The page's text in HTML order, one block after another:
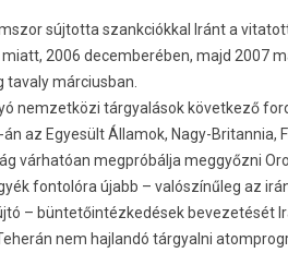
súj­totta szankciókk­al Iránt a
2006 de­cem­beréb­en, majd 2007
tava­ly már­cius­ban.
nem­zetközi tárgyalások követ­kező
az Egyesült Államok, Nagy-Britannia,
várhatóan megpróbálja meggyőzni
fon­tolóra újabb – valószínűleg az
– büntetőintézkedések be­vezetését
nem haj­landó tár­gyal­ni